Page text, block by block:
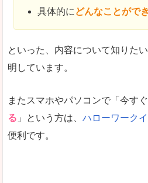
具体的にどんなことがで
といった、内容について知りた
明しています。
またスマホやパソコンで「今すぐ
る 」という方は、 ハローワーク
便利です。